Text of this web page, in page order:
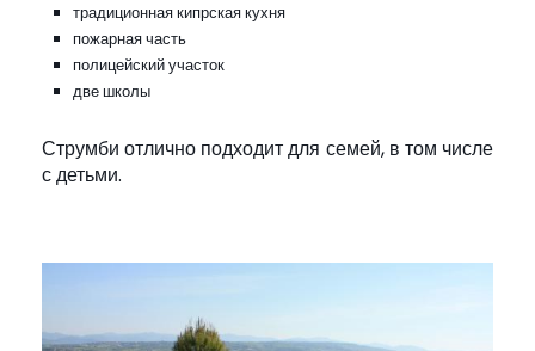
традиционная кипрская кухня
пожарная часть
полицейский участок
две школы
Струмби отлично подходит для семей, в том числе
с детьми.